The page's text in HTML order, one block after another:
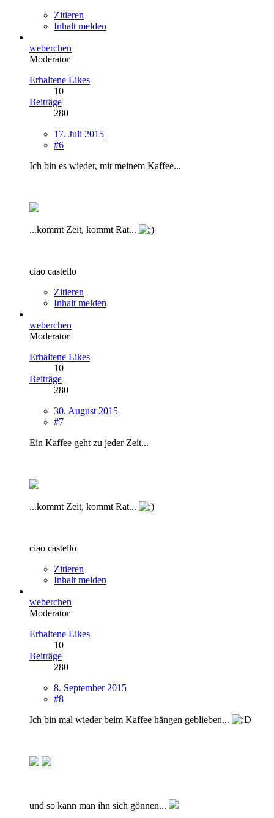
Zitieren
Inhalt melden
weberchen
Moderator
Erhaltene Likes
10
Beiträge
280
17. Juli 2015
#6
Ich bin es wieder, mit meinem Kaffee...
...kommt Zeit, kommt Rat...
ciao castello
Zitieren
Inhalt melden
weberchen
Moderator
Erhaltene Likes
10
Beiträge
280
30. August 2015
#7
Ein Kaffee geht zu jeder Zeit...
...kommt Zeit, kommt Rat...
ciao castello
Zitieren
Inhalt melden
weberchen
Moderator
Erhaltene Likes
10
Beiträge
280
8. September 2015
#8
Ich bin mal wieder beim Kaffee hängen geblieben...
und so kann man ihn sich gönnen...